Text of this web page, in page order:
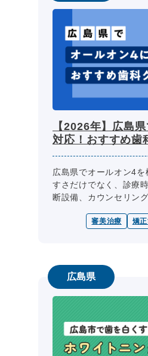
【2026年】広島
対応！おすすめ歯
広島県でオールオン4
すさだけでなく、診療
断設備、カウンセリン
です。 オールオン4は
審美治療 矯
広島県